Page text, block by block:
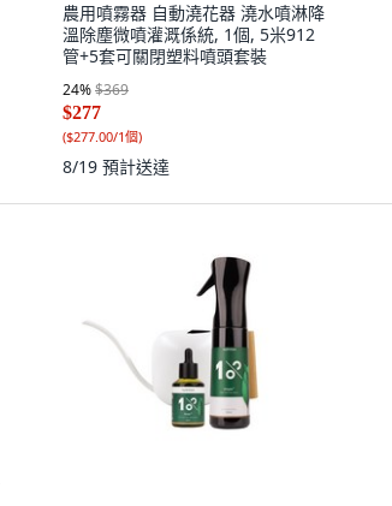
農用噴霧器 自動澆花器 澆水噴淋降
溫除塵微噴灌溉係統, 1個, 5米912
管+5套可關閉塑料噴頭套裝
24%$369
$277
($277.00/1個)
8/19 預計送達